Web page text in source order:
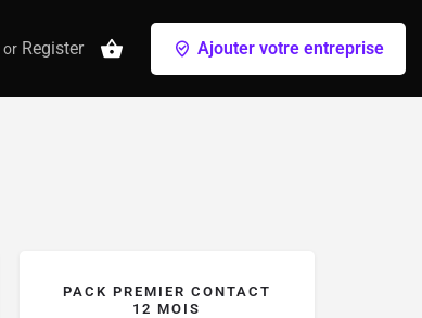
or Register Ajouter votre entreprise
PACK PREMIER CONTACT
12 MOIS